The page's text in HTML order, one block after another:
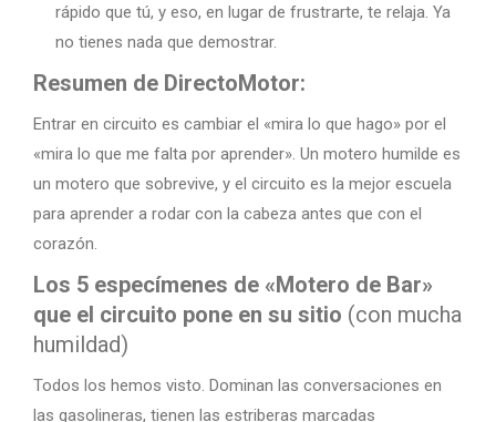
rápido que tú, y eso, en lugar de frustrarte, te relaja. Ya
no tienes nada que demostrar.
Resumen de DirectoMotor:
Entrar en circuito es cambiar el «mira lo que hago» por el
«mira lo que me falta por aprender». Un motero humilde es
un motero que sobrevive, y el circuito es la mejor escuela
para aprender a rodar con la cabeza antes que con el
corazón.
Los 5 especímenes de «Motero de Bar»
que el circuito pone en su sitio (con mucha
humildad)
Todos los hemos visto. Dominan las conversaciones en
las gasolineras, tienen las estriberas marcadas